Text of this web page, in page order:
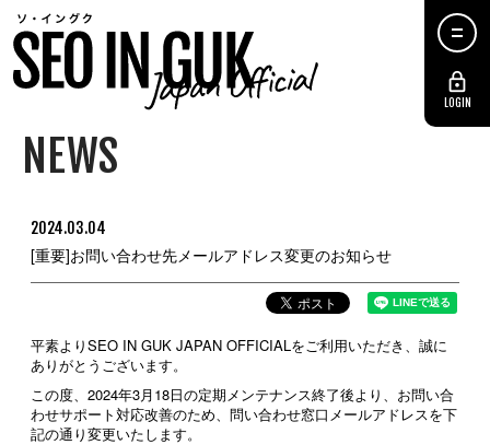
LOGIN
NEWS
2024.03.04
[重要]お問い合わせ先メールアドレス変更のお知らせ
平素よりSEO IN GUK JAPAN OFFICIALをご利用いただき、誠に
ありがとうございます。
この度、2024年3月18日の定期メンテナンス終了後より、お問い合
わせサポート対応改善のため、問い合わせ窓口メールアドレスを下
記の通り変更いたします。